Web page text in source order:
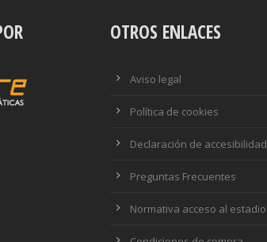
OTROS ENLACES
Aviso legal
Política de cookies
Declaración de accesibilidad
Preguntas Frecuentes
Normativa acceso al estadio